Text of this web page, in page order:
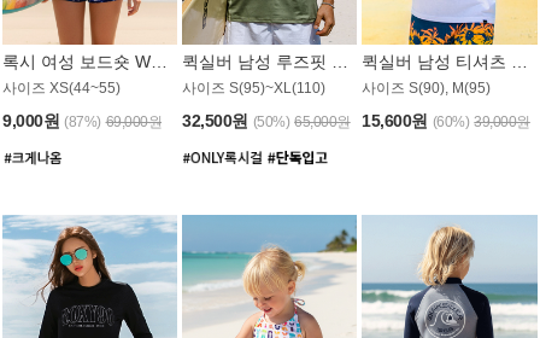
사이즈 XS(44~55)
9,000원 (87%) 69,000원
사이즈 S(95)~XL(110)
32,500원 (50%) 65,000원
사이즈 S(90), M(95)
15,600원 (60%) 39,000원